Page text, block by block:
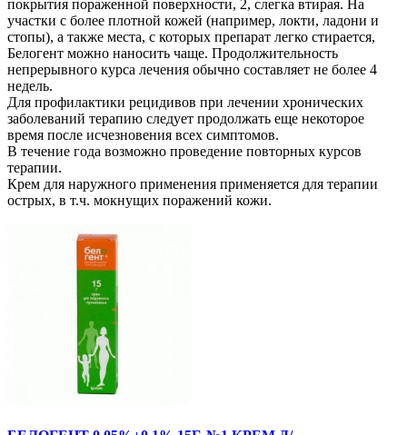
покрытия пораженной поверхности, 2, слегка втирая. На
участки с более плотной кожей (например, локти, ладони и
стопы), а также места, с которых препарат легко стирается,
Белогент можно наносить чаще. Продолжительность
непрерывного курса лечения обычно составляет не более 4
недель.
Для профилактики рецидивов при лечении хронических
заболеваний терапию следует продолжать еще некоторое
время после исчезновения всех симптомов.
В течение года возможно проведение повторных курсов
терапии.
Крем для наружного применения применяется для терапии
острых, в т.ч. мокнущих поражений кожи.